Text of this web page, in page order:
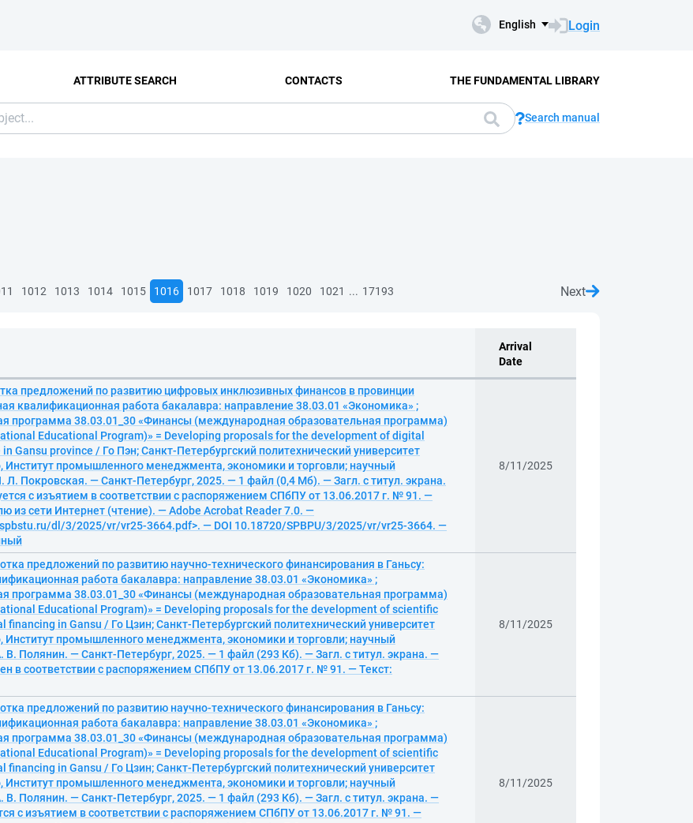
English Login
ATTRIBUTE SEARCH CONTACTS THE FUNDAMENTAL LIBRARY
Search manual
1012 1013 1014 1015 1016 1017 1018 1019 1020 1021 ... 17193 Next
Arrival
Date
предложений по развитию цифровых инклюзивных финансов в провинции
квалификационная работа бакалавра: направление 38.03.01 «Экономика» ;
программа 38.03.01_30 «Финансы (международная образовательная программа)
Educational Program)» = Developing proposals for the development of digital
Gansu province / Го Пэн; Санкт-Петербургский политехнический университет
Институт промышленного менеджмента, экономики и торговли; научный
Л. Покровская. — Санкт-Петербург, 2025. — 1 файл (0,4 Мб). — Загл. с титул. экрана.
с изъятием в соответствии с распоряжением СПбПУ от 13.06.2017 г. № 91. —
из сети Интернет (чтение). — Adobe Acrobat Reader 7.0. —
dl/3/2025/vr/vr25-3664.pdf>. — DOI 10.18720/SPBPU/3/2025/vr/vr25-3664. —
8/11/2025
предложений по развитию научно-технического финансирования в Ганьсу:
работа бакалавра: направление 38.03.01 «Экономика» ;
программа 38.03.01_30 «Финансы (международная образовательная программа)
Educational Program)» = Developing proposals for the development of scientific
financing in Gansu / Го Цзин; Санкт-Петербургский политехнический университет
Институт промышленного менеджмента, экономики и торговли; научный
В. Полянин. — Санкт-Петербург, 2025. — 1 файл (293 Кб). — Загл. с титул. экрана. —
в соответствии с распоряжением СПбПУ от 13.06.2017 г. № 91. — Текст:
8/11/2025
предложений по развитию научно-технического финансирования в Ганьсу:
работа бакалавра: направление 38.03.01 «Экономика» ;
программа 38.03.01_30 «Финансы (международная образовательная программа)
Educational Program)» = Developing proposals for the development of scientific
financing in Gansu / Го Цзин; Санкт-Петербургский политехнический университет
Институт промышленного менеджмента, экономики и торговли; научный
В. Полянин. — Санкт-Петербург, 2025. — 1 файл (293 Кб). — Загл. с титул. экрана. —
с изъятием в соответствии с распоряжением СПбПУ от 13.06.2017 г. № 91. —
8/11/2025